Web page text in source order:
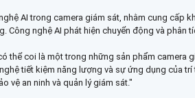
AI trong camera giám sát, nhằm cung cấp
Công nghệ AI phát hiện chuyển động và phân
thể coi là một trong những sản phẩm camera
tiết kiệm năng lượng và sự ứng dụng của trí
vệ an ninh và quản lý giám sát."